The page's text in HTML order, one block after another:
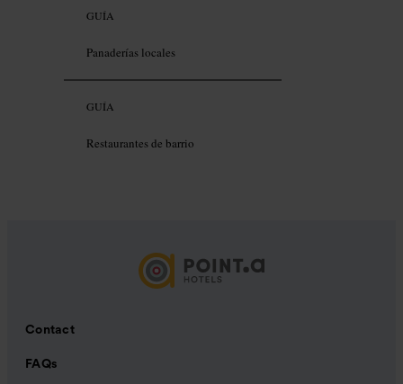
GUÍA
Panaderías locales
GUÍA
Restaurantes de barrio
Contact
FAQs